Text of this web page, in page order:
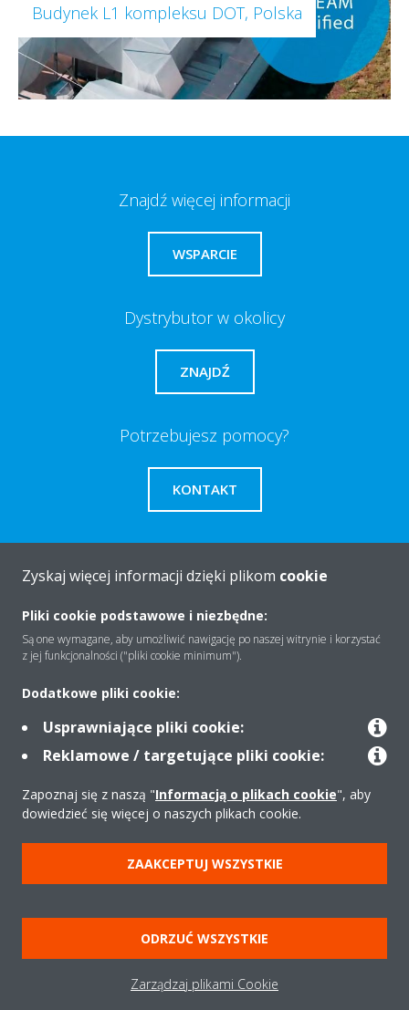
Budynek L1 kompleksu DOT, Polska
Znajdź więcej informacji
WSPARCIE
Dystrybutor w okolicy
ZNAJDŹ
Potrzebujesz pomocy?
KONTAKT
Rozwiązania
Kontakt
Produkty
Copyright © Daikin
Strategia podatkowa
Klimatyzacja
Oczyszczacze powietrza Data Act
Zyskaj więcej informacji dzięki plikom cookie
Pliki cookie podstawowe i niezbędne:
Są one wymagane, aby umożliwić nawigację po naszej witrynie i korzystać
z jej funkcjonalności ("pliki cookie minimum").
Dodatkowe pliki cookie:
Usprawniające pliki cookie:
Reklamowe / targetujące pliki cookie:
Zapoznaj się z naszą "Informacją o plikach cookie", aby
dowiedzieć się więcej o naszych plikach cookie.
ZAAKCEPTUJ WSZYSTKIE
ODRZUĆ WSZYSTKIE
Zarządzaj plikami Cookie